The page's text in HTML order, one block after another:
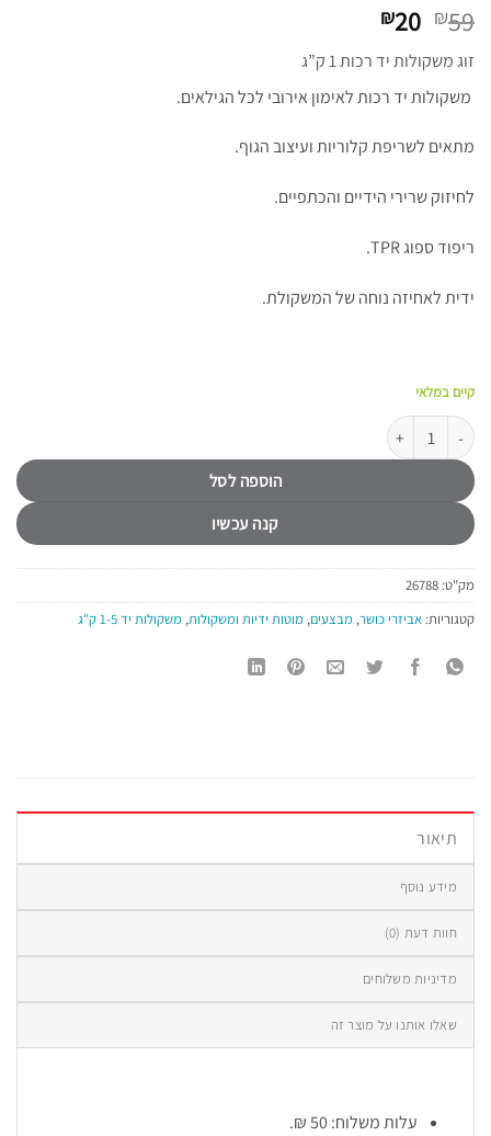
₪59 המחיר
המקורי
היה:
₪59.
₪20
הנוכחי
הוא:
₪20.
זוג משקולות יד רכות 1 ק”ג
משקולות יד רכות לאימון אירובי לכל הגילאים.
מתאים לשריפת קלוריות ועיצוב הגוף.
לחיזוק שרירי הידיים והכתפיים.
ריפוד ספוג TPR.
ידית לאחיזה נוחה של המשקולת.
קיים במלאי
כמות של משקולות יד רכות 1 ק"ג (זוג) ALEX
הוספה לסל
קנה עכשיו
מק"ט: 26788
קטגוריות: אביזרי כושר, מבצעים, מוטות ידיות ומשקולות, משקולות יד 1-5 ק"ג
תיאור
מידע נוסף
חוות דעת (0)
מדיניות משלוחים
שאלו אותנו על מוצר זה
עלות משלוח: 50 ₪.